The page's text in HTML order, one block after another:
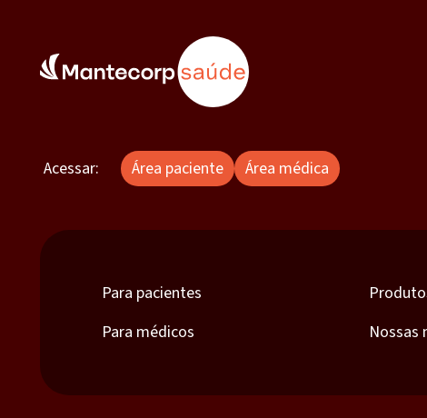
Acessar: Área paciente Área médica
Para pacientes
Para médicos
Nossas